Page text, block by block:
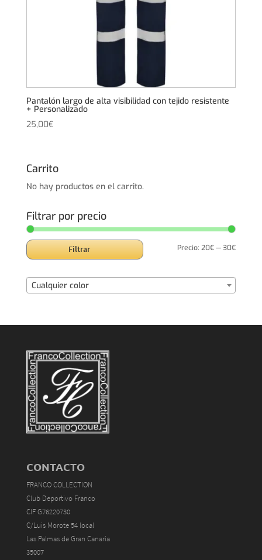
Pantalón largo de alta visibilidad con tejido resistente
+ Personalizado
25,00€
Carrito
No hay productos en el carrito.
Filtrar por precio
Precio
Precio
Filtrar Precio:20€—30€
Cualquier color
CONTACTO
FRANCO COLLECTION
Club Deportivo Franco
CIF G76220730
C/Luis Morote 54 local
Las Palmas de Gran Canaria
35007